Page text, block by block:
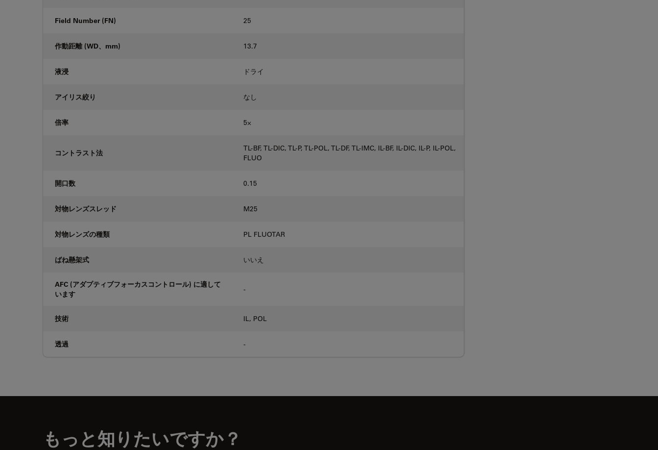
Field Number (FN) 25
作動距離 (WD、mm) 13.7
液浸 ドライ
アイリス絞り なし
倍率 5⨉
コントラスト法
TL-BF, TL-DIC, TL-P, TL-POL, TL-DF, TL-IMC, IL-BF, IL-DIC, IL-P, IL-POL,
FLUO
開口数 0.15
対物レンズスレッド M25
対物レンズの種類 PL FLUOTAR
ばね懸架式 いいえ
AFC (アダプティブフォーカスコントロール) に適して
います
-
技術 IL, POL
透過 -
もっと知りたいですか？